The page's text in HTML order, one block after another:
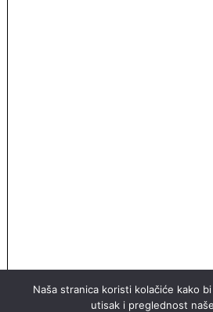
Naša stranica koristi kolačiće kako
utisak i preglednost